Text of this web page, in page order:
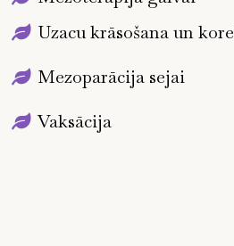
Uzacu krāsošana un
Mezoparācija sejai
Vaksācija